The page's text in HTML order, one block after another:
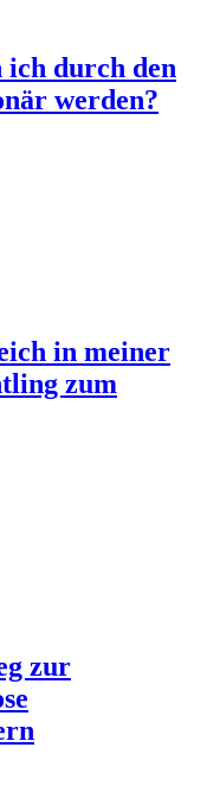
ich durch den
werden?
in meiner
zum
zur